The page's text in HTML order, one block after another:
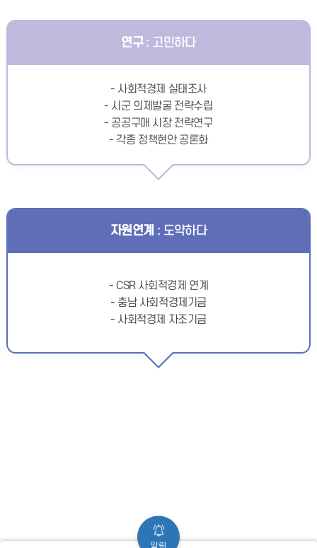
연구: 고민하다
- 사회적경제 실태조사
- 시군 의제발굴 전략수립
- 공공구매 시장 전략연구
- 각종 정책현안 공론화
자원연계 : 도약하다
- CSR 사회적경제 연계
- 충남 사회적경제기금
- 사회적경제 자조기금
알림